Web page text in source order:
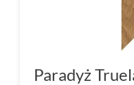
Paradyż